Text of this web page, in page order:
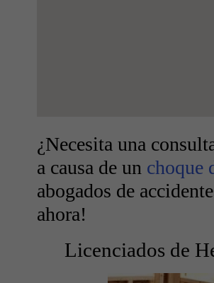
¿Necesita una
a causa de un choque
abogados de
ahora!
Licenciados de